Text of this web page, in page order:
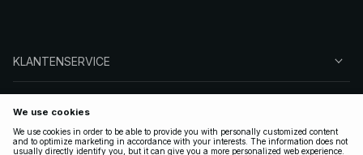
KLANTENSERVICE
VOLG ONS